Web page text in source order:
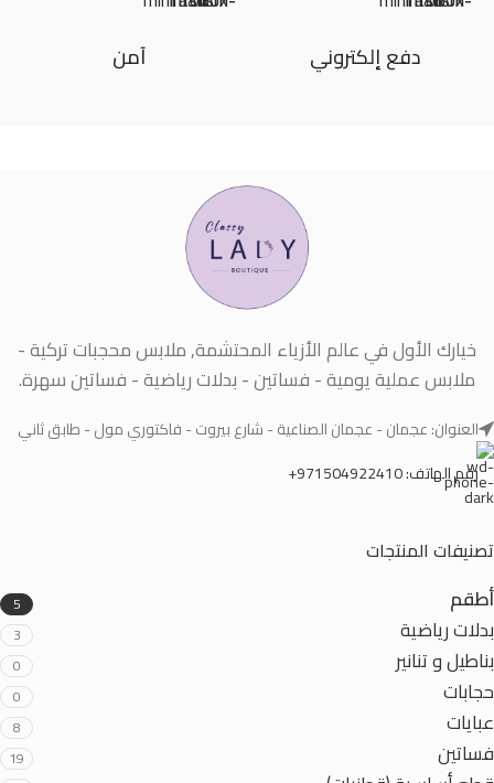
دفع إلكتروني آمن
خيارك الأول في عالم الأزياء المحتشمة, ملابس محجبات تركية -
ملابس عملية يومية - فساتين - بدلات رياضية - فساتين سهرة.
العنوان: عجمان - عجمان الصناعية - شارع بيروت - فاكتوري مول - طابق ثاني
رقم الهاتف: 971504922410+
تصنيفات المنتجات
أطقم 5
بدلات رياضية 3
بناطيل و تنانير 0
حجابات 0
عبايات 8
فساتين 19